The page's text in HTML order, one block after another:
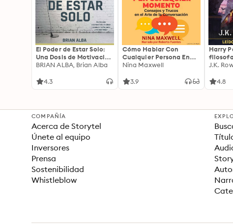
El Poder de Estar Solo:
Una Dosis de Motivación
Acompañada de Ideas
una Vida Mejor
BRIAN ALBA, Brian Alba
4.3
Cómo Hablar Con
Cualquier Persona En
Cualquier Lugar Y En
Nina Maxwell
3.9
Harry
J.K.
4.8
COMPAÑÍA
Acerca de Storytel
Únete al equipo
Inversores
Prensa
Sostenibilidad
Whistleblow